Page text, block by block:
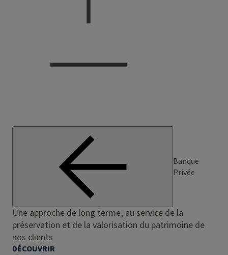
Banque
Privée
Une approche de long terme, au service de la
préservation et de la valorisation du patrimoine de
nos clients
DÉCOUVRIR